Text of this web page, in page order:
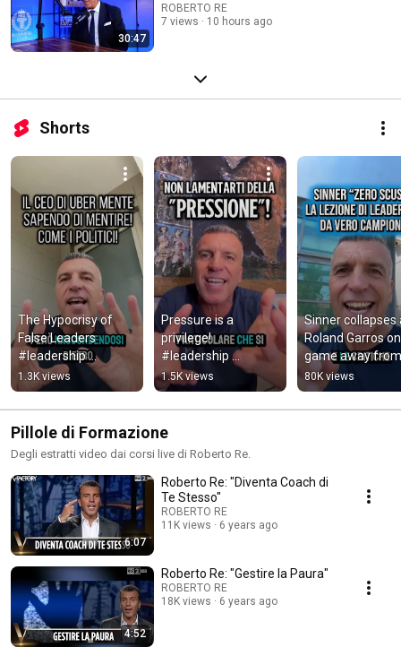
30:47
ROBERTO RE
7 views
10 hours ago
Shorts
The Hypocrisy of
False Leaders
#leadership
#mindset
#robertore #trust
#leader #uber
#aiworker
1.3K views
Pressure is a
privilege!
#leadership
#robertore
#mindset
#motivation
#personalgrowth
1.5K views
Sinner collapses
Roland Garros
game away from
victory #mindset
#leadership
#robertore
80K views
Pillole di Formazione
Degli estratti video dai corsi live di Roberto Re.
6:07
Roberto Re: "Diventa Coach di
Te Stesso"
ROBERTO RE
11K views
6 years ago
4:52
Roberto Re: "Gestire la Paura"
ROBERTO RE
18K views
6 years ago